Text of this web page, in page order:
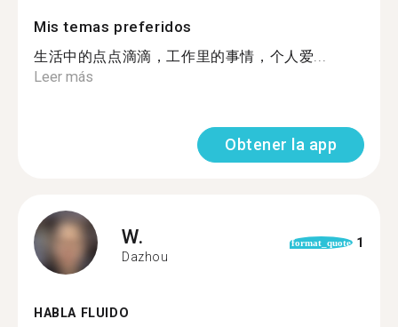
Mis temas preferidos
生活中的点点滴滴，工作里的事情，个人爱...
Leer más
Obtener la app
W.
Dazhou
format_quote 1
HABLA FLUIDO